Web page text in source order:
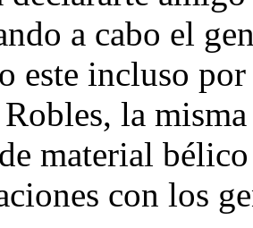
a cabo el
este incluso
la
material
con los